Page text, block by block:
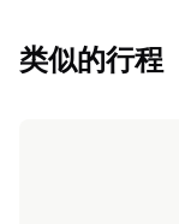
类似的行程